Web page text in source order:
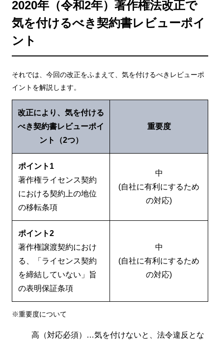
2020年（令和2年）著作権法改正で
気を付けるべき契約書レビューポイ
ント
それでは、今回の改正をふまえて、気を付けるべきレビューポ
イントを解説します。
改正により、気を付ける
べき契約書レビューポイ
ント（2つ）
重要度
ポイント1
著作権ライセンス契約
における契約上の地位
の移転条項
中
(自社に有利にするため
の対応)
ポイント2
著作権譲渡契約におけ
る、「ライセンス契約
を締結していない」旨
の表明保証条項
中
(自社に有利にするため
の対応)
※重要度について
高（対応必須）…気を付けないと、法令違反とな